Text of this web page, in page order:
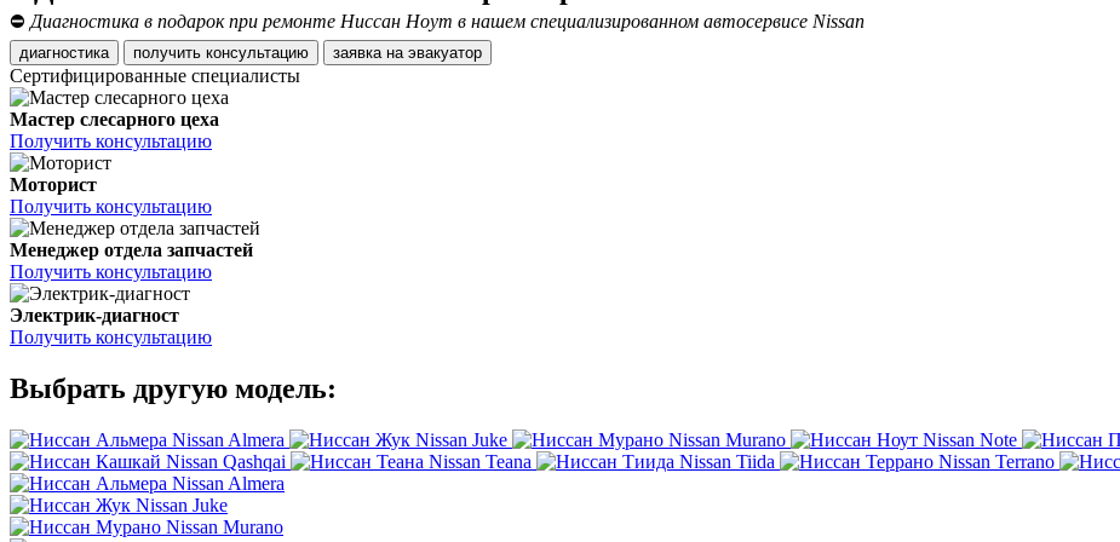
⛔ Диагностика в подарок при ремонте Ниссан Ноут в нашем специализированном автосервисе Nissan
диагностика получить консультацию заявка на эвакуатор
Сертифицированные специалисты
Мастер слесарного цеха
Получить консультацию
Моторист
Получить консультацию
Менеджер отдела запчастей
Получить консультацию
Электрик-диагност
Получить консультацию
Выбрать другую модель:
Nissan Almera Nissan Juke Nissan Murano Nissan Note
Nissan Qashqai
Nissan Teana Nissan Tiida Nissan Terrano
Nissan Almera
Nissan Juke
Nissan Murano